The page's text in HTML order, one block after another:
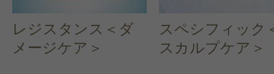
レジスタンス＜ダ
メージケア＞
スペシフィック
スカルプケア＞